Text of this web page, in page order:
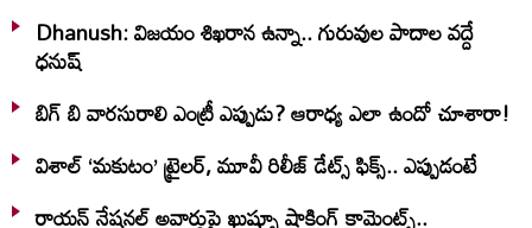
Dhanush: విజయం శిఖరాన ఉన్నా.. గురువుల పాదాల వద్దే
ధనుష్‌
బిగ్ బి వారసురాలి ఎంట్రీ ఎప్పుడు? ఆరాధ్య ఎలా ఉందో చూశారా!
విశాల్ ‘మకుటం’ ట్రైలర్, మూవీ రిలీజ్ డేట్స్ ఫిక్స్.. ఎప్పుడంటే
రాయన్ నేషనల్ అవార్డుపై ఖుష్బూ షాకింగ్ కామెంట్స్..